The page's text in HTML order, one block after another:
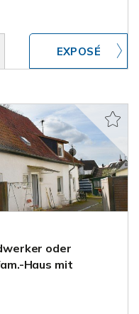
oder
Haus mit